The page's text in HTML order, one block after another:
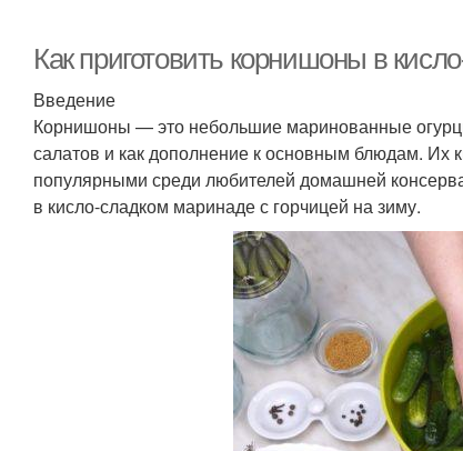
Как приготовить корнишоны в
Введение
Корнишоны — это небольшие маринованные
салатов и как дополнение к основным блюдам. Их
популярными среди любителей домашней
в кисло-сладком маринаде с горчицей на зиму.